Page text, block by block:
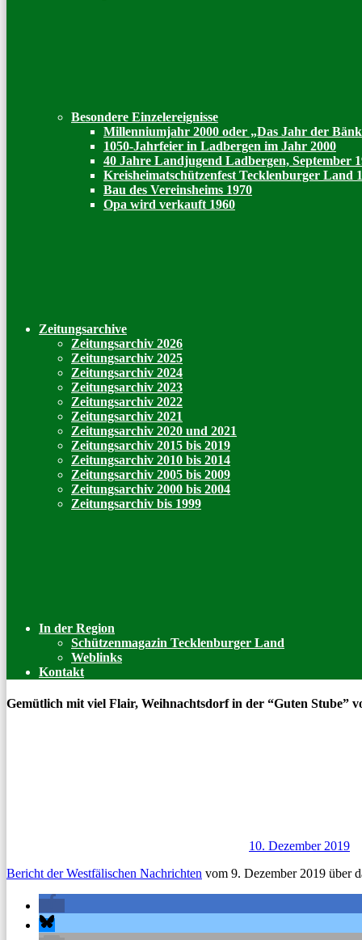
Besondere Einzelereignisse
Millenniumjahr 2000 oder „Das Jahr der
1050-Jahrfeier in Ladbergen im Jahr 2000
40 Jahre Landjugend Ladbergen, September
Kreisheimatschützenfest Tecklenburger Land
Bau des Vereinsheims 1970
Opa wird verkauft 1960
Zeitungsarchive
Zeitungsarchiv 2026
Zeitungsarchiv 2025
Zeitungsarchiv 2024
Zeitungsarchiv 2023
Zeitungsarchiv 2022
Zeitungsarchiv 2021
Zeitungsarchiv 2020 und 2021
Zeitungsarchiv 2015 bis 2019
Zeitungsarchiv 2010 bis 2014
Zeitungsarchiv 2005 bis 2009
Zeitungsarchiv 2000 bis 2004
Zeitungsarchiv bis 1999
In der Region
Schützenmagazin Tecklenburger Land
Weblinks
Kontakt
Gemütlich mit viel Flair, Weihnachtsdorf in der “Guten Stube”
10. Dezember 2019
Bericht der West­fälis­chen Nachricht­en vom 9. Dezem­ber 2019 über